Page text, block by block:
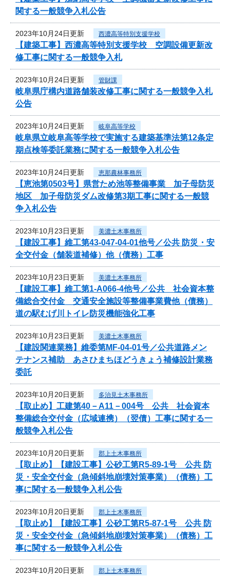
関する一般競争入札公告
2023年10月24日更新 西濃高等特別支援学校
【建築工事】西濃高等特別支援学校 空調設備更新改
修工事に関する一般競争入札
2023年10月24日更新 管財課
岐阜県庁構内道路舗装改修工事に関する一般競争入札
公告
2023年10月24日更新 岐阜高等学校
岐阜県立岐阜高等学校で実施する建築基準法第12条定
期点検等委託業務に関する一般競争入札公告
2023年10月24日更新 恵那農林事務所
【恵池第0503号】県営ため池等整備事業 加子母防災
地区 加子母防災ダム改修第3期工事に関する一般競
争入札公告
2023年10月23日更新 美濃土木事務所
【建設工事】維工第43-047-04-01他号／公共 防災・安
全交付金（舗装道補修）他（債務）工事
2023年10月23日更新 美濃土木事務所
【建設工事】維工第1-A066-4他号／公共 社会資本整
備総合交付金 交通安全施設等整備事業費他（債務）
道の駅むげ川トイレ防災機能強化工事
2023年10月23日更新 美濃土木事務所
【建設関連業務】維委第MF-04-01号／公共道路メン
テナンス補助 あさひまちほどうきょう補修設計業務
委託
2023年10月20日更新 多治見土木事務所
【取止め】工建第40－A11－004号 公共 社会資本
整備総合交付金（広域連携）（翌債）工事に関する一
般競争入札公告
2023年10月20日更新 郡上土木事務所
【取止め】【建設工事】公砂工第R5-89-1号 公共 防
災・安全交付金（急傾斜地崩壊対策事業）（債務）工
事に関する一般競争入札公告
2023年10月20日更新 郡上土木事務所
【取止め】【建設工事】公砂工第R5-87-1号 公共 防
災・安全交付金（急傾斜地崩壊対策事業）（債務）工
事に関する一般競争入札公告
2023年10月20日更新 郡上土木事務所